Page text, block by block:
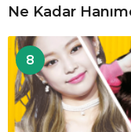
Ne Kadar
8